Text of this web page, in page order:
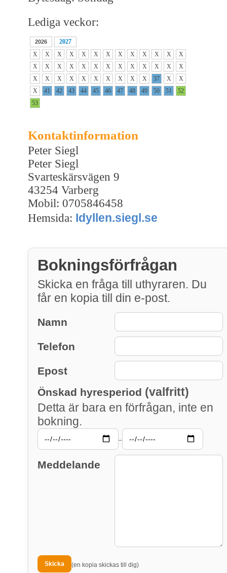
Lediga veckor:
2026
2027
X
X X X X X X X X X X X
X
X
X X X X X X X X X X X
X
X
X X X X X X X X X 37 X
X
X
41 42 43 44 45 46 47 48 49 50 51
52
53
Kontaktinformation
Peter Siegl
Peter Siegl
Svarteskärsvägen 9
43254 Varberg
Mobil: 0705846458
Hemsida: Idyllen.siegl.se
Bokningsförfrågan
Skicka en fråga till uthyraren. Du
får en kopia till din e-post.
Namn
Telefon
Epost
Önskad hyresperiod (valfritt)
Detta är bara en förfrågan, inte en
bokning.
–
Meddelande
(en kopia skickas till dig)